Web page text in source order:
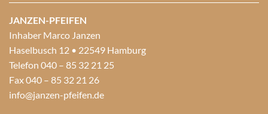
JANZEN-PFEIFEN
Inhaber Marco Janzen
Haselbusch 12 • 22549 Hamburg
Telefon 040 – 85 32 21 25
Fax 040 – 85 32 21 26
info@janzen-pfeifen.de